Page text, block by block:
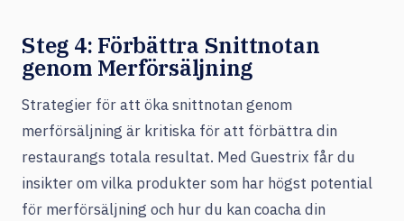
Steg 4: Förbättra Snittnotan
genom Merförsäljning
Strategier för att öka snittnotan genom
merförsäljning är kritiska för att förbättra din
restaurangs totala resultat. Med Guestrix får du
insikter om vilka produkter som har högst potential
för merförsäljning och hur du kan coacha din